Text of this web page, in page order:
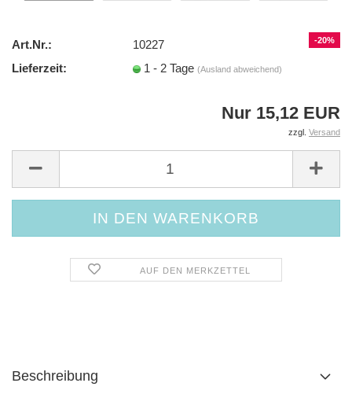
-20%
Art.Nr.:
10227
Lieferzeit:
1 - 2 Tage(Ausland abweichend)
Nur 15,12 EUR
zzgl. Versand
AUF DEN MERKZETTEL
Beschreibung